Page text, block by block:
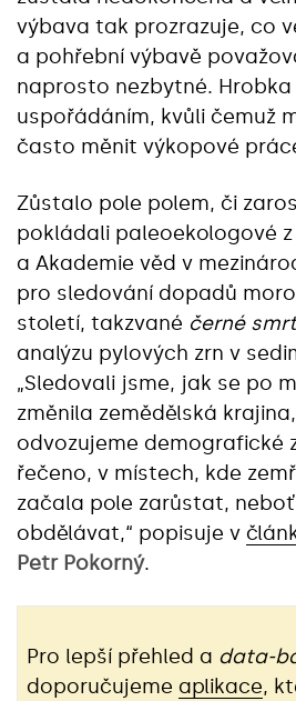
výbava tak prozrazuje, co
a pohřební výbavě
naprosto nezbytné.
uspořádáním, kvůli čemuž
často měnit výkopové
Zůstalo pole polem, či
pokládali paleoekologové z
a Akademie věd v
pro sledování dopadů
století, takzvané černé
analýzu pylových zrn v
„Sledovali jsme, jak se po
změnila zemědělská
odvozujeme demografické
řečeno, v místech, kde
začala pole zarůstat,
obdělávat,“ popisuje v
Petr Pokorný.
Pro lepší přehled a data-
doporučujeme aplikace,